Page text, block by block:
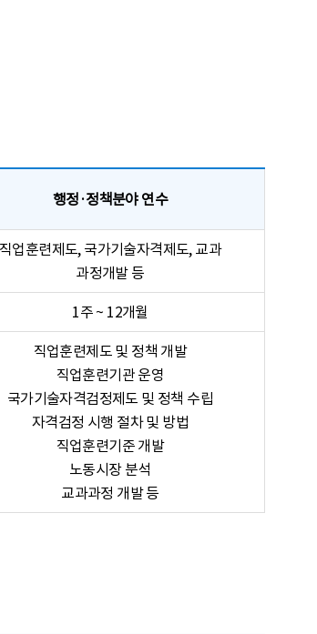
행정·정책분야 연수
직업훈련제도, 국가기술자격제도, 교과
과정개발 등
1주 ~ 12개월
직업훈련제도 및 정책 개발
직업훈련기관 운영
국가기술자격검정제도 및 정책 수립
자격검정 시행 절차 및 방법
직업훈련기준 개발
노동시장 분석
교과과정 개발 등